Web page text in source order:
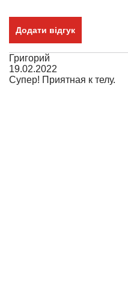
Додати відгук
Григорий
19.02.2022
Супер! Приятная к телу.